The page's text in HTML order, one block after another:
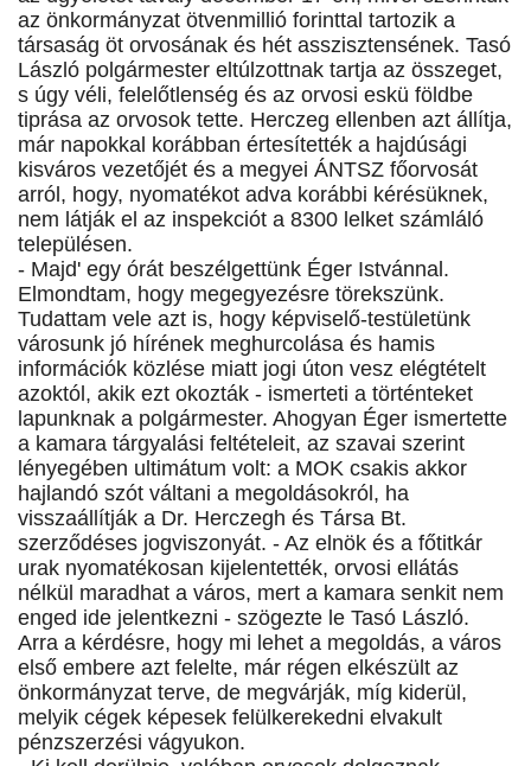
az önkormányzat ötvenmillió forinttal tartozik a
társaság öt orvosának és hét asszisztensének. Tasó
László polgármester eltúlzottnak tartja az összeget,
s úgy véli, felelőtlenség és az orvosi eskü földbe
tiprása az orvosok tette. Herczeg ellenben azt állítja,
már napokkal korábban értesítették a hajdúsági
kisváros vezetőjét és a megyei ÁNTSZ főorvosát
arról, hogy, nyomatékot adva korábbi kérésüknek,
nem látják el az inspekciót a 8300 lelket számláló
településen.
- Majd' egy órát beszélgettünk Éger Istvánnal.
Elmondtam, hogy megegyezésre törekszünk.
Tudattam vele azt is, hogy képviselő-testületünk
városunk jó hírének meghurcolása és hamis
információk közlése miatt jogi úton vesz elégtételt
azoktól, akik ezt okozták - ismerteti a történteket
lapunknak a polgármester. Ahogyan Éger ismertette
a kamara tárgyalási feltételeit, az szavai szerint
lényegében ultimátum volt: a MOK csakis akkor
hajlandó szót váltani a megoldásokról, ha
visszaállítják a Dr. Herczegh és Társa Bt.
szerződéses jogviszonyát. - Az elnök és a főtitkár
urak nyomatékosan kijelentették, orvosi ellátás
nélkül maradhat a város, mert a kamara senkit nem
enged ide jelentkezni - szögezte le Tasó László.
Arra a kérdésre, hogy mi lehet a megoldás, a város
első embere azt felelte, már régen elkészült az
önkormányzat terve, de megvárják, míg kiderül,
melyik cégek képesek felülkerekedni elvakult
pénzszerzési vágyukon.